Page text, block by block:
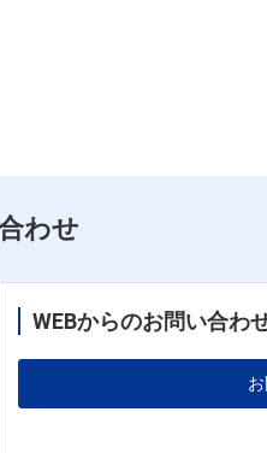
わせ
WEBからのお問い合わ